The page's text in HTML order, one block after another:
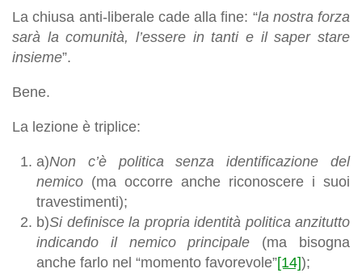
La chiusa anti-liberale cade alla fine: “la nostra forza
sarà la comunità, l’essere in tanti e il saper stare
insieme”.
Bene.
La lezione è triplice:
a)Non c’è politica senza identificazione del
nemico (ma occorre anche riconoscere i suoi
travestimenti);
b)Si definisce la propria identità politica anzitutto
indicando il nemico principale (ma bisogna
anche farlo nel “momento favorevole”[14]);